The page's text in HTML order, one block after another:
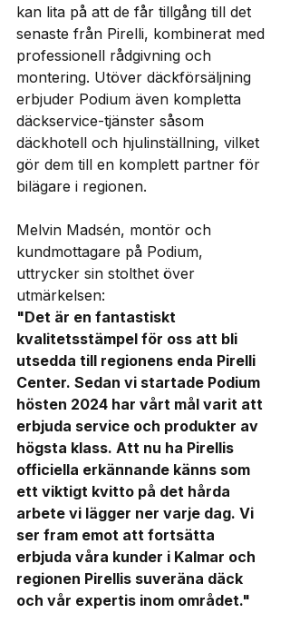
kan lita på att de får tillgång till det
senaste från Pirelli, kombinerat med
professionell rådgivning och
montering. Utöver däckförsäljning
erbjuder Podium även kompletta
däckservice-tjänster såsom
däckhotell och hjulinställning, vilket
gör dem till en komplett partner för
bilägare i regionen.
Melvin Madsén, montör och
kundmottagare på Podium,
uttrycker sin stolthet över
utmärkelsen:
"Det är en fantastiskt
kvalitetsstämpel för oss att bli
utsedda till regionens enda Pirelli
Center. Sedan vi startade Podium
hösten 2024 har vårt mål varit att
erbjuda service och produkter av
högsta klass. Att nu ha Pirellis
officiella erkännande känns som
ett viktigt kvitto på det hårda
arbete vi lägger ner varje dag. Vi
ser fram emot att fortsätta
erbjuda våra kunder i Kalmar och
regionen Pirellis suveräna däck
och vår expertis inom området."